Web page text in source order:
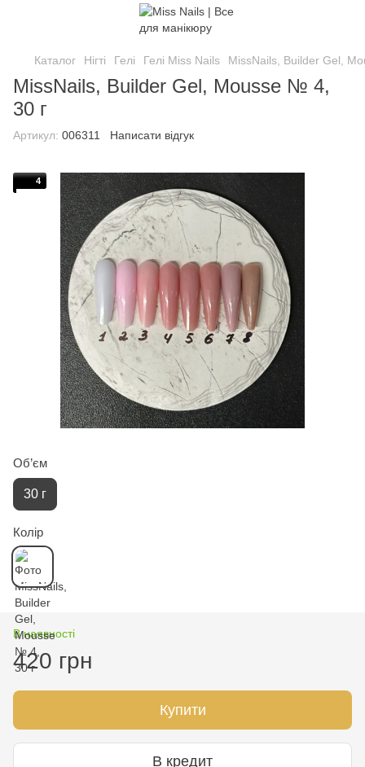
Каталог Нігті Гелі Гелі Miss Nails MissNails, Builder Gel,
MissNails, Builder Gel, Mousse № 4,
30 г
Артикул: 006311 Написати відгук
4
Об’єм
30 г
Колір
В наявності
420 грн
Купити
В кредит